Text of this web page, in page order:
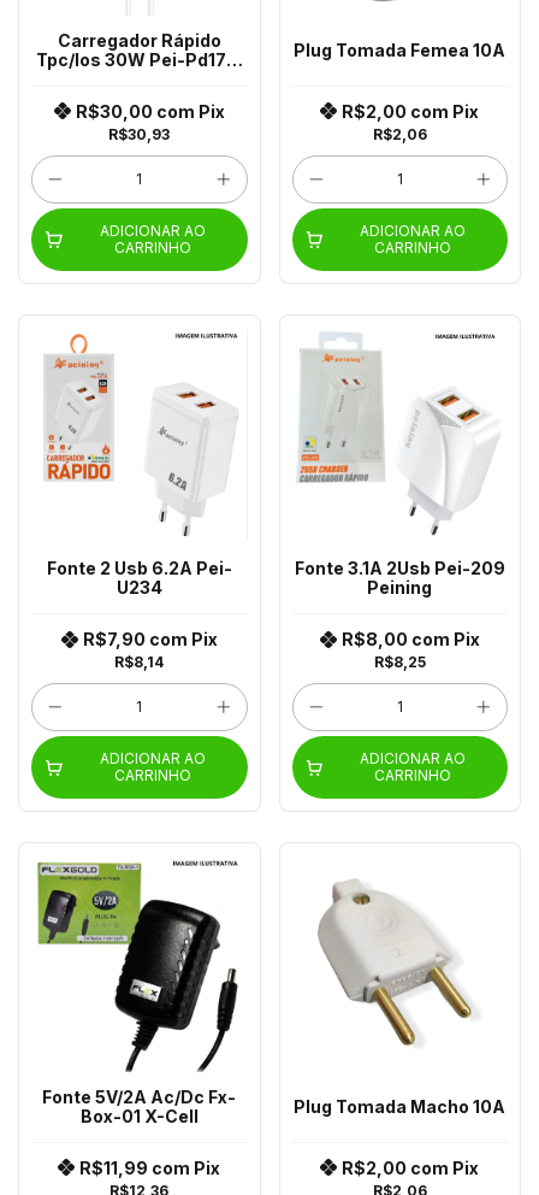
Carregador Rápido
Tpc/Ios 30W Pei-Pd171-
R$30,93
R$30,00 com Pix
ADICIONAR AO
CARRINHO
Plug Tomada Femea 10A
R$2,06
R$2,00 com Pix
ADICIONAR AO
CARRINHO
Fonte 2 Usb 6.2A Pei-
U234
R$8,14
R$7,90 com Pix
ADICIONAR AO
CARRINHO
Fonte 3.1A 2Usb Pei-209
Peining
R$8,25
R$8,00 com Pix
ADICIONAR AO
CARRINHO
Fonte 5V/2A Ac/Dc Fx-
Box-01 X-Cell
R$12,36
R$11,99 com Pix
Plug Tomada Macho 10A
R$2,06
R$2,00 com Pix